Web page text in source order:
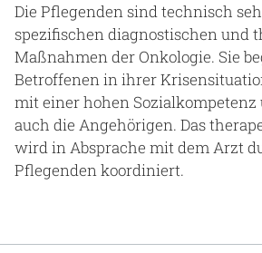
Die Pflegenden sind technisch
spezifischen diagnostischen und
Maßnahmen der Onkologie. Sie
Betroffenen in ihrer
mit einer hohen
auch die Angehörigen. Das
wird in Absprache mit dem Arzt
Pflegenden koordiniert.